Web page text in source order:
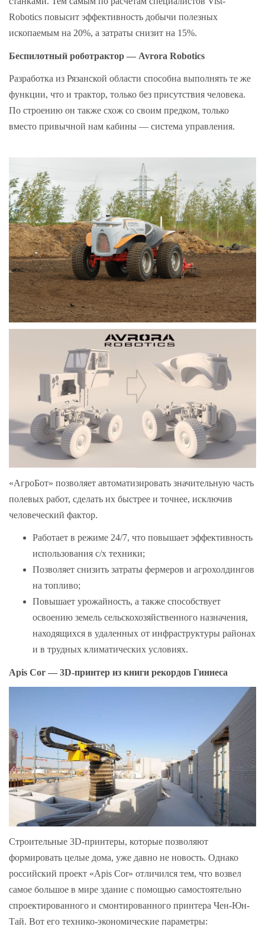
Robotics повысит эффективность добычи полезных
ископаемым на 20%, а затраты снизит на 15%.
Беспилотный роботрактор — Avrora Robotics
Разработка из Рязанской области способна выполнять те же
функции, что и трактор, только без присутствия человека.
По строению он также схож со своим предком, только
вместо привычной нам кабины — система управления.
«АгроБот» позволяет автоматизировать значительную часть
полевых работ, сделать их быстрее и точнее, исключив
человеческий фактор.
Работает в режиме 24/7, что повышает эффективность
использования с/х техники;
Позволяет снизить затраты фермеров и агрохолдингов
на топливо;
Повышает урожайность, а также способствует
освоению земель сельскохозяйственного назначения,
находящихся в удаленных от инфраструктуры районах
и в трудных климатических условиях.
Apis Cor — 3D-принтер из книги рекордов Гиннеса
Строительные 3D-принтеры, которые позволяют
формировать целые дома, уже давно не новость. Однако
российский проект «Apis Cor» отличился тем, что возвел
самое большое в мире здание с помощью самостоятельно
спроектированного и смонтированного принтера Чен-Юн-
Тай. Вот его технико-экономические параметры: